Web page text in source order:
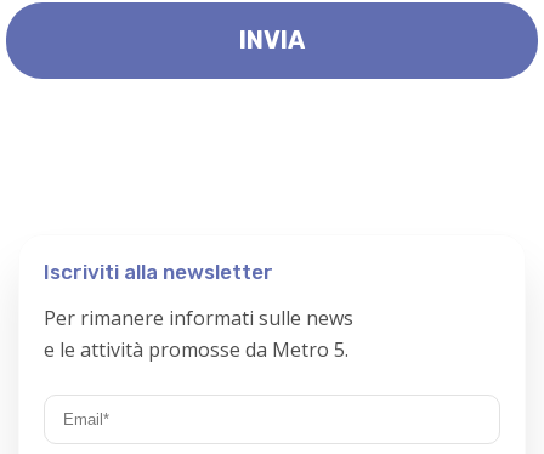
Iscriviti alla newsletter
Per rimanere informati sulle news
e le attività promosse da Metro 5.